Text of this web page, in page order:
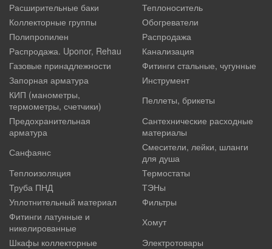
Расширительные баки
Теплоноситель
Коллекторные группы
Обогреватели
Полипропилен
Распродажа
Распродажа. Uponor, Rehau
Канализация
Газовые принадлежности
Фитинги стальные, чугунные
Запорная арматура
Инструмент
КИП (манометры,
термометры, счетчики)
Пеллеты, брикеты
Предохранительная
арматура
Сантехнические расходные
материалы
Санфаянс
Смесители, лейки, шланги
для душа
Теплоизоляция
Термостаты
Труба ПНД
ТЭНы
Уплотнительный материал
Фильтры
Фитинги латунные и
никелированные
Хомут
Шкафы коллекторные
Электротовары